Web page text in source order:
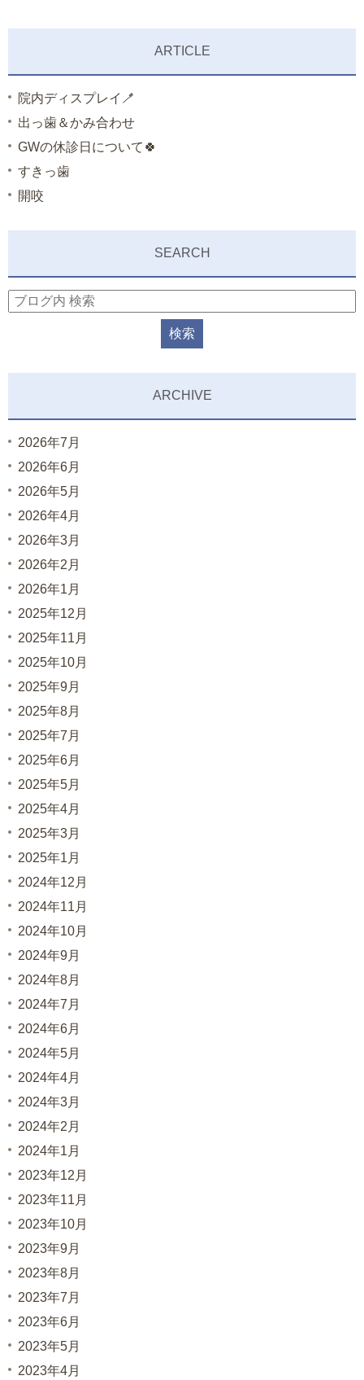
ARTICLE
院内ディスプレイ🪥
出っ歯＆かみ合わせ
GWの休診日について🍀
すきっ歯
開咬
SEARCH
ARCHIVE
2026年7月
2026年6月
2026年5月
2026年4月
2026年3月
2026年2月
2026年1月
2025年12月
2025年11月
2025年10月
2025年9月
2025年8月
2025年7月
2025年6月
2025年5月
2025年4月
2025年3月
2025年1月
2024年12月
2024年11月
2024年10月
2024年9月
2024年8月
2024年7月
2024年6月
2024年5月
2024年4月
2024年3月
2024年2月
2024年1月
2023年12月
2023年11月
2023年10月
2023年9月
2023年8月
2023年7月
2023年6月
2023年5月
2023年4月